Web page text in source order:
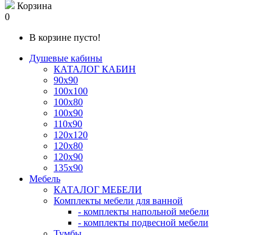
Корзина
0
В корзине пусто!
Душевые кабины
КАТАЛОГ КАБИН
90x90
100x100
100x80
100x90
110x90
120x120
120x80
120x90
135x90
Мебель
КАТАЛОГ МЕБЕЛИ
Комплекты мебели для ванной
- комплекты напольной мебели
- комплекты подвесной мебели